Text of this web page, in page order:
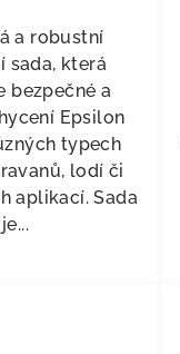
a robustní
sada, která
bezpečné a
Epsilon
typech
lodí či
aplikací. Sada
je...